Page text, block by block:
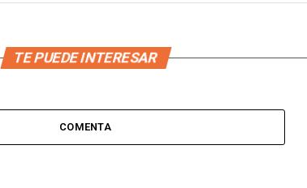
TE PUEDE INTERESAR
COMENTA